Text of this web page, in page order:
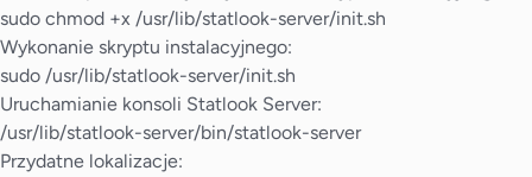
sudo chmod +x /usr/lib/statlook-server/init.sh
Wykonanie skryptu instalacyjnego:
sudo /usr/lib/statlook-server/init.sh
Uruchamianie konsoli Statlook Server:
/usr/lib/statlook-server/bin/statlook-server
Przydatne lokalizacje: